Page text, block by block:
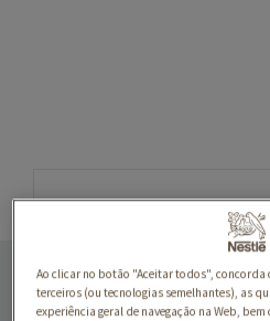
PEDACINHOS
MOLHO COM
Ao clicar no botão "Aceitar todos", concorda
terceiros (ou tecnologias semelhantes), as
experiência geral de navegação na Web,